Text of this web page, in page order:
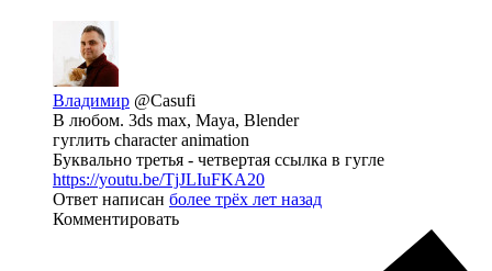
Владимир @Casufi
В любом. 3ds max, Maya, Blender
гуглить character animation
Буквально третья - четвертая ссылка в гугле
https://youtu.be/TjJLIuFKA20
Ответ написан более трёх лет назад
Комментировать